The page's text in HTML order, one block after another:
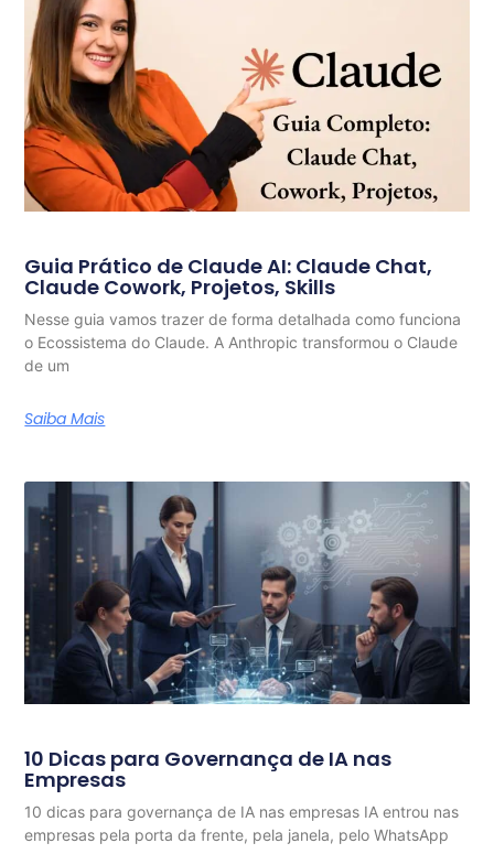
Guia Prático de Claude AI: Claude Chat,
Claude Cowork, Projetos, Skills
Nesse guia vamos trazer de forma detalhada como funciona
o Ecossistema do Claude. A Anthropic transformou o Claude
de um
Saiba Mais
10 Dicas para Governança de IA nas
Empresas
10 dicas para governança de IA nas empresas IA entrou nas
empresas pela porta da frente, pela janela, pelo WhatsApp